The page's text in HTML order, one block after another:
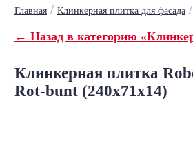
Главная/ Клинкерная плитка для фасада/
← Назад в категорию
Клинкерная плитка
Rot-bunt (240x71x14)